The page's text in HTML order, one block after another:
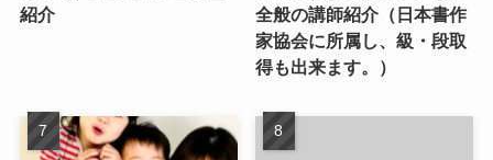
紹介
全般の講師紹介（日本書作
家協会に所属し、級・段取
得も出来ます。）